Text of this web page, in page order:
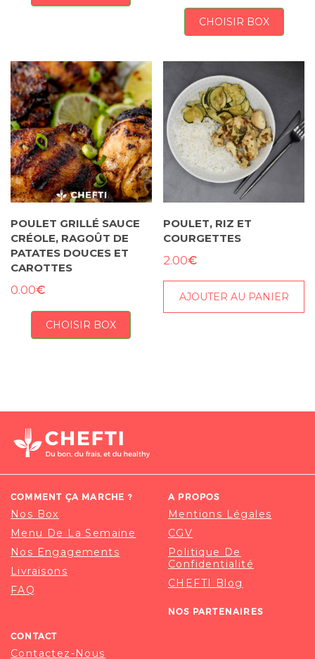
CHOISIR BOX
POULET GRILLÉ SAUCE
CRÉOLE, RAGOÛT DE
PATATES DOUCES ET
CAROTTES
0.00€
CHOISIR BOX
POULET, RIZ ET
COURGETTES
2.00€
AJOUTER AU PANIER
COMMENT ÇA MARCHE ?
Nos Box
Menu De La Semaine
Nos Engagements
Livraisons
FAQ
A PROPOS
Mentions Légales
CGV
Politique De
Confidentialité
CHEFTI Blog
NOS PARTENAIRES
CONTACT
Contactez-Nous